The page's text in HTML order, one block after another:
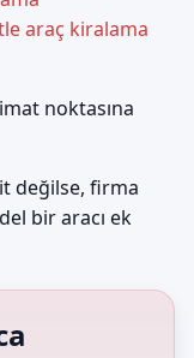
araç kiralama
noktasına
değilse, firma
bir aracı ek